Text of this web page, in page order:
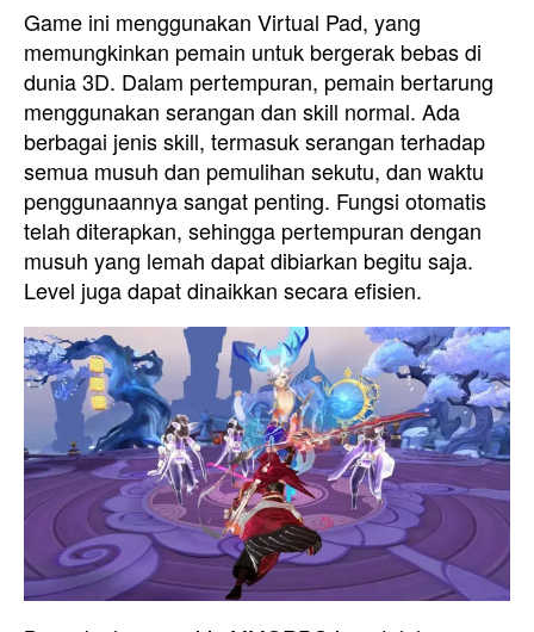
Game ini menggunakan Virtual Pad, yang
memungkinkan pemain untuk bergerak bebas di
dunia 3D. Dalam pertempuran, pemain bertarung
menggunakan serangan dan skill normal. Ada
berbagai jenis skill, termasuk serangan terhadap
semua musuh dan pemulihan sekutu, dan waktu
penggunaannya sangat penting. Fungsi otomatis
telah diterapkan, sehingga pertempuran dengan
musuh yang lemah dapat dibiarkan begitu saja.
Level juga dapat dinaikkan secara efisien.